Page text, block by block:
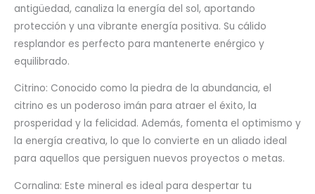
antigüedad, canaliza la energía del sol, aportando
protección y una vibrante energía positiva. Su cálido
resplandor es perfecto para mantenerte enérgico y
equilibrado.
Citrino: Conocido como la piedra de la abundancia, el
citrino es un poderoso imán para atraer el éxito, la
prosperidad y la felicidad. Además, fomenta el optimismo y
la energía creativa, lo que lo convierte en un aliado ideal
para aquellos que persiguen nuevos proyectos o metas.
Cornalina: Este mineral es ideal para despertar tu